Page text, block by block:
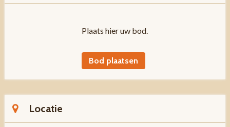
Plaats hier uw bod.
Bod plaatsen
Locatie